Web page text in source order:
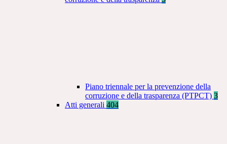
Piano triennale per la prevenzione della
corruzione e della trasparenza (PTPCT) 3
Atti generali 404